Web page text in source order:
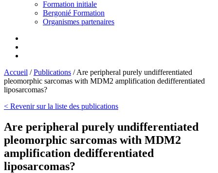
Formation initiale
Bergonié Formation
Organismes partenaires
Accueil /Publications /Are peripheral purely undifferentiated
pleomorphic sarcomas with MDM2 amplification dedifferentiated
liposarcomas?
< Revenir sur la liste des publications
Are peripheral purely undifferentiated
pleomorphic sarcomas with MDM2
amplification dedifferentiated
liposarcomas?